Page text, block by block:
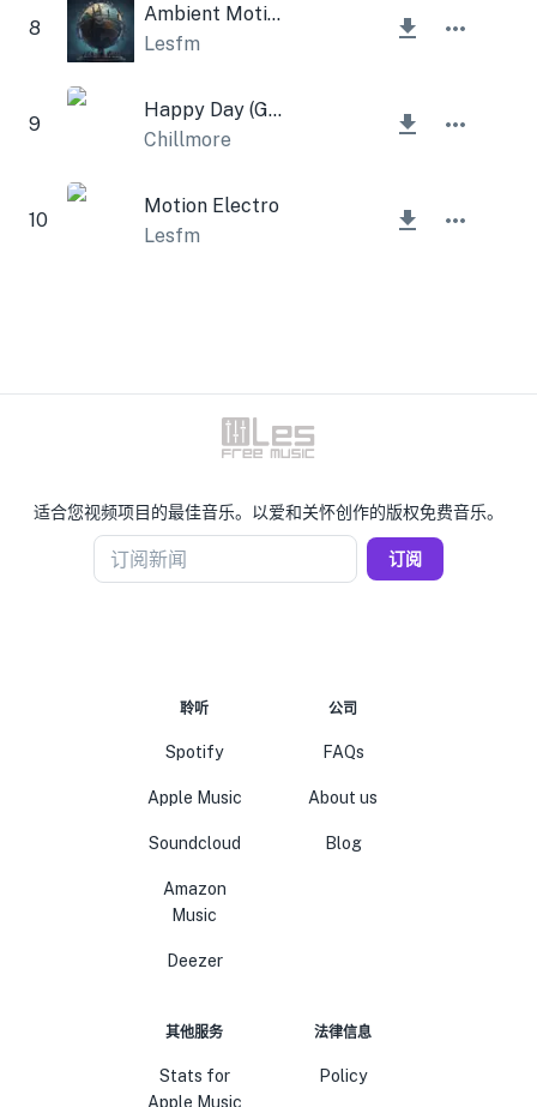
8
Ambient Motion
Lesfm
9
Happy Day (Guitar Hey and Violins)
Chillmore
10
Motion Electro
Lesfm
适合您视频项目的最佳音乐。以爱和关怀创作的版权免费音乐。
订阅新闻 订阅
聆听
Spotify
Apple Music
Soundcloud
Amazon
Music
Deezer
公司
FAQs
About us
Blog
其他服务
Stats for
Apple Music
法律信息
Policy